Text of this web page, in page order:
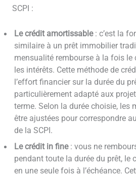
SCPI :
Le crédit amortissable: c’est la
similaire à un prêt immobilier
mensualité rembourse à la fois le
les intérêts. Cette méthode de
l’effort financier sur la durée du
particulièrement adapté aux
terme. Selon la durée choisie, les
être ajustées pour correspondre
de la SCPI.
Le crédit in fine: vous ne
pendant toute la durée du prêt, le
en une seule fois à l’échéance.